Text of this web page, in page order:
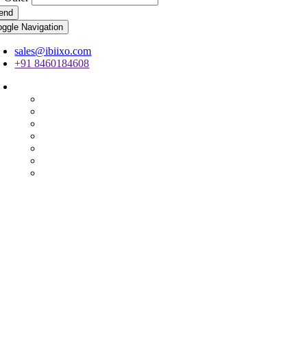
Navigation
sales@ibiixo.com
+91 8460184608